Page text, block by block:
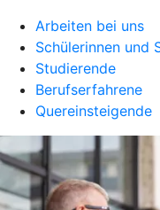
Arbeiten bei uns
Schülerinnen und
Studierende
Berufserfahrene
Quereinsteigende